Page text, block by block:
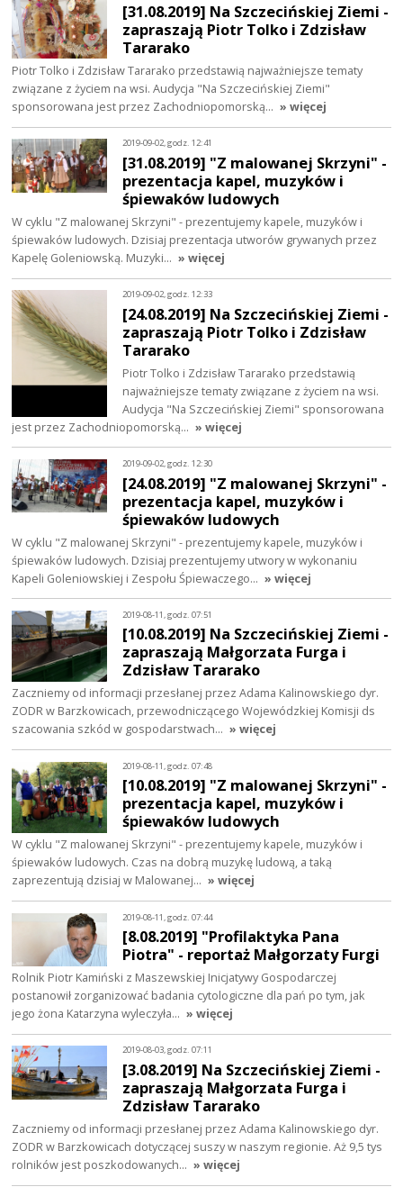
[31.08.2019] Na Szczecińskiej Ziemi -
zapraszają Piotr Tolko i Zdzisław
Tararako
Piotr Tolko i Zdzisław Tararako przedstawią najważniejsze tematy
związane z życiem na wsi. Audycja "Na Szczecińskiej Ziemi"
sponsorowana jest przez Zachodniopomorską… » więcej
2019-09-02, godz. 12:41
[31.08.2019] "Z malowanej Skrzyni" -
prezentacja kapel, muzyków i
śpiewaków ludowych
W cyklu "Z malowanej Skrzyni" - prezentujemy kapele, muzyków i
śpiewaków ludowych. Dzisiaj prezentacja utworów grywanych przez
Kapelę Goleniowską. Muzyki… » więcej
2019-09-02, godz. 12:33
[24.08.2019] Na Szczecińskiej Ziemi -
zapraszają Piotr Tolko i Zdzisław
Tararako
Piotr Tolko i Zdzisław Tararako przedstawią
najważniejsze tematy związane z życiem na wsi.
Audycja "Na Szczecińskiej Ziemi" sponsorowana
jest przez Zachodniopomorską… » więcej
2019-09-02, godz. 12:30
[24.08.2019] "Z malowanej Skrzyni" -
prezentacja kapel, muzyków i
śpiewaków ludowych
W cyklu "Z malowanej Skrzyni" - prezentujemy kapele, muzyków i
śpiewaków ludowych. Dzisiaj prezentujemy utwory w wykonaniu
Kapeli Goleniowskiej i Zespołu Śpiewaczego… » więcej
2019-08-11, godz. 07:51
[10.08.2019] Na Szczecińskiej Ziemi -
zapraszają Małgorzata Furga i
Zdzisław Tararako
Zaczniemy od informacji przesłanej przez Adama Kalinowskiego dyr.
ZODR w Barzkowicach, przewodniczącego Wojewódzkiej Komisji ds
szacowania szkód w gospodarstwach… » więcej
2019-08-11, godz. 07:48
[10.08.2019] "Z malowanej Skrzyni" -
prezentacja kapel, muzyków i
śpiewaków ludowych
W cyklu "Z malowanej Skrzyni" - prezentujemy kapele, muzyków i
śpiewaków ludowych. Czas na dobrą muzykę ludową, a taką
zaprezentują dzisiaj w Malowanej… » więcej
2019-08-11, godz. 07:44
[8.08.2019] "Profilaktyka Pana
Piotra" - reportaż Małgorzaty Furgi
Rolnik Piotr Kamiński z Maszewskiej Inicjatywy Gospodarczej
postanowił zorganizować badania cytologiczne dla pań po tym, jak
jego żona Katarzyna wyleczyła… » więcej
2019-08-03, godz. 07:11
[3.08.2019] Na Szczecińskiej Ziemi -
zapraszają Małgorzata Furga i
Zdzisław Tararako
Zaczniemy od informacji przesłanej przez Adama Kalinowskiego dyr.
ZODR w Barzkowicach dotyczącej suszy w naszym regionie. Aż 9,5 tys
rolników jest poszkodowanych… » więcej